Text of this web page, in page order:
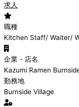
求人
職種
Kitchen Staff/ Waiter/
企業・店名
Kazumi Ramen
勤務地
Burnside Village